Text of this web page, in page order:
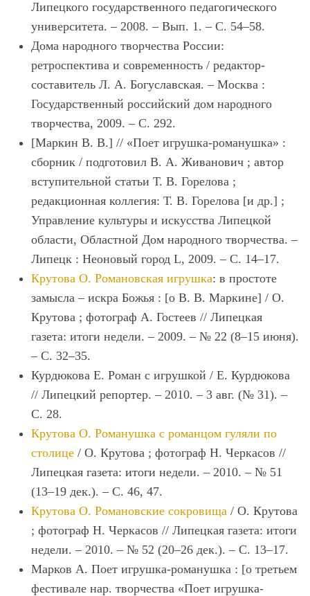
Липецкого государственного педагогического
университета. – 2008. – Вып. 1. – С. 54–58.
Дома народного творчества России:
ретроспектива и современность / редактор-
составитель Л. А. Богуславская. – Москва :
Государственный российский дом народного
творчества, 2009. – С. 292.
[Маркин В. В.] // «Поет игрушка-романушка» :
сборник / подготовил В. А. Живанович ; автор
вступительной статьи Т. В. Горелова ;
редакционная коллегия: Т. В. Горелова [и др.] ;
Управление культуры и искусства Липецкой
области, Областной Дом народного творчества. –
Липецк : Неоновый город L, 2009. – С. 14–17.
Крутова О. Романовская игрушка: в простоте
замысла – искра Божья : [о В. В. Маркине] / О.
Крутова ; фотограф А. Гостеев // Липецкая
газета: итоги недели. – 2009. – № 22 (8–15 июня).
– С. 32–35.
Курдюкова Е. Роман с игрушкой / Е. Курдюкова
// Липецкий репортер. – 2010. – 3 авг. (№ 31). –
С. 28.
Крутова О. Романушка с романцом гуляли по
столице / О. Крутова ; фотограф Н. Черкасов //
Липецкая газета: итоги недели. – 2010. – № 51
(13–19 дек.). – С. 46, 47.
Крутова О. Романовские сокровища / О. Крутова
; фотограф Н. Черкасов // Липецкая газета: итоги
недели. – 2010. – № 52 (20–26 дек.). – С. 13–17.
Марков А. Поет игрушка-романушка : [о третьем
фестивале нар. творчества «Поет игрушка-